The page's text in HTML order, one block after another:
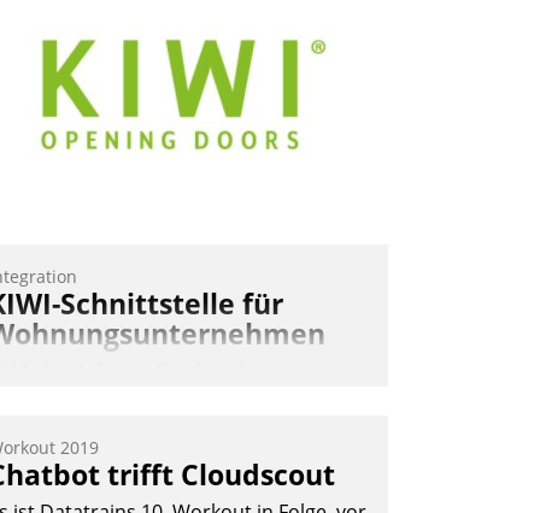
Schnittstelle für
Datatrain.
2019
trifft Cloudscout